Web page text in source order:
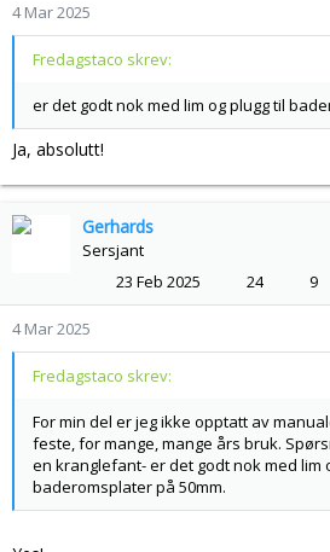
4 Mar 2025
Fredagstaco skrev:
er det godt nok med lim og plugg til
Ja, absolutt!
Gerhards
Sersjant
23 Feb 2025
24 9
4 Mar 2025
Fredagstaco skrev:
For min del er jeg ikke opptatt av
feste, for mange, mange års bruk.
en kranglefant- er det godt nok med lim
baderomsplater på 50mm.